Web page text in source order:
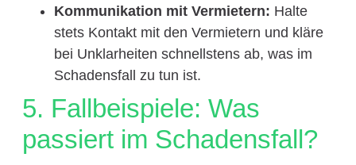
Kommunikation mit Vermietern: Halte
stets Kontakt mit den Vermietern und kläre
bei Unklarheiten schnellstens ab, was im
Schadensfall zu tun ist.
5. Fallbeispiele: Was
passiert im Schadensfall?